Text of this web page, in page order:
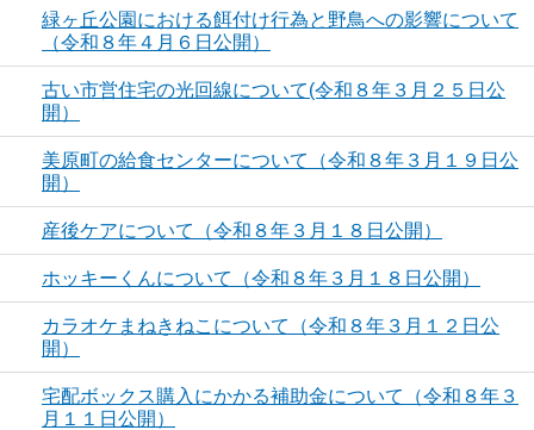
緑ヶ丘公園における餌付け行為と野鳥への影響について
（令和８年４月６日公開）
古い市営住宅の光回線について(令和８年３月２５日公
開）
美原町の給食センターについて（令和８年３月１９日公
開）
産後ケアについて（令和８年３月１８日公開）
ホッキーくんについて（令和８年３月１８日公開）
カラオケまねきねこについて（令和８年３月１２日公
開）
宅配ボックス購入にかかる補助金について（令和８年３
月１１日公開）